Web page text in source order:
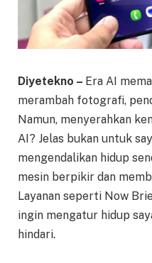
Diyetekno – Era AI
merambah fotografi,
Namun, menyerahkan
AI? Jelas bukan untuk
mengendalikan hidup
mesin berpikir dan
Layanan seperti Now
ingin mengatur hidup
hindari.